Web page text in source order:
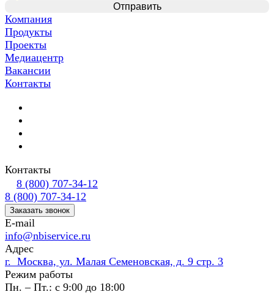
Компания
Продукты
Проекты
Медиацентр
Вакансии
Контакты
Контакты
8 (800) 707-34-12
8 (800) 707-34-12
Заказать звонок
E-mail
info@nbiservice.ru
Адрес
г. Москва, ул. Малая Семеновская, д. 9 стр. 3
Режим работы
Пн. – Пт.: с 9:00 до 18:00